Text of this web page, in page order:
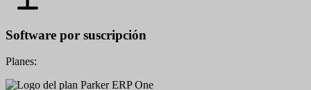
Software por suscripción
Planes: